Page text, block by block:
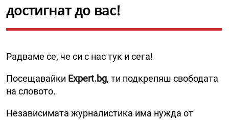
достигнат до вас!
Радваме се, че си с нас тук и сега!
Посещавайки Expert.bg, ти подкрепяш свободата
на словото.
Независимата журналистика има нужда от